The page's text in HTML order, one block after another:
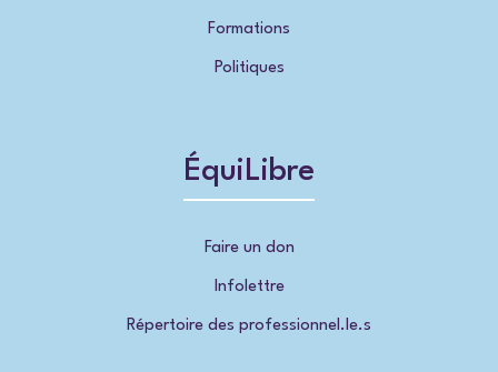
Formations
Politiques
ÉquiLibre
Faire un don
Infolettre
Répertoire des professionnel.le.s